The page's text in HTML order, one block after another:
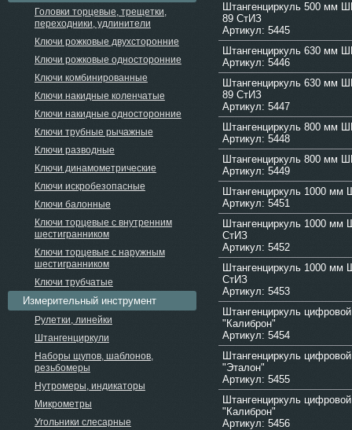
Штангенциркуль 500 мм
89 СтИЗ
Артикул: 5445
Штангенциркуль 630 мм
Артикул: 5446
Штангенциркуль 630 мм
89 СтИЗ
Артикул: 5447
Штангенциркуль 800 мм
Артикул: 5448
Штангенциркуль 800 мм
Артикул: 5449
Штангенциркуль 1000
Артикул: 5451
Штангенциркуль 1000
СтИЗ
Артикул: 5452
Штангенциркуль 1000
СтИЗ
Артикул: 5453
Штангенциркуль
"Калиброн"
Артикул: 5454
Штангенциркуль
"Эталон"
Артикул: 5455
Штангенциркуль
"Калиброн"
Артикул: 5456
Головки торцевые, трещетки,
переходники, удлинители
Ключи рожковые двухсторонние
Ключи рожковые односторонние
Ключи комбинированные
Ключи накидные коленчатые
Ключи накидные односторонние
Ключи трубные рычажные
Ключи разводные
Ключи динамометрические
Ключи искробезопасные
Ключи балонные
Ключи торцевые с внутренним
шестигранником
Ключи торцевые с наружным
шестигранником
Ключи трубчатые
Измерительный инструмент
Рулетки, линейки
Штангенциркули
Наборы щупов, шаблонов,
резьбомеры
Нутромеры, индикаторы
Микрометры
Угольники слесарные